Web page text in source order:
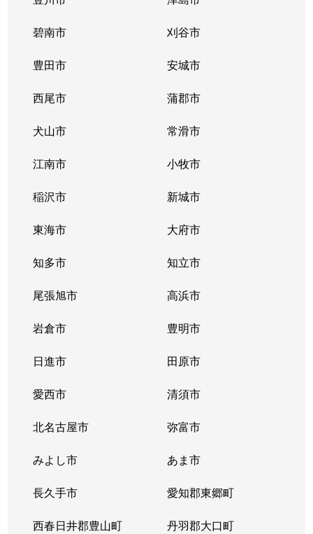
碧南市 刈谷市
豊田市 安城市
西尾市 蒲郡市
犬山市 常滑市
江南市 小牧市
稲沢市 新城市
東海市 大府市
知多市 知立市
尾張旭市 高浜市
岩倉市 豊明市
日進市 田原市
愛西市 清須市
北名古屋市 弥富市
みよし市 あま市
長久手市 愛知郡東郷町
西春日井郡豊山町 丹羽郡大口町